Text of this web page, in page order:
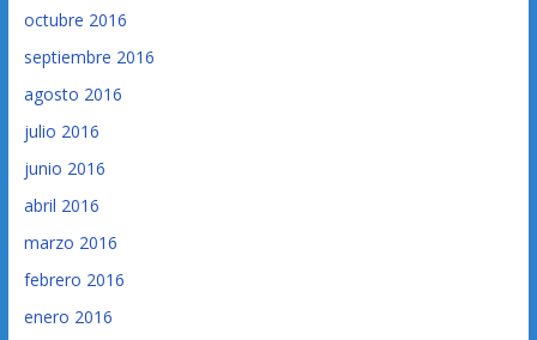
octubre 2016
septiembre 2016
agosto 2016
julio 2016
junio 2016
abril 2016
marzo 2016
febrero 2016
enero 2016